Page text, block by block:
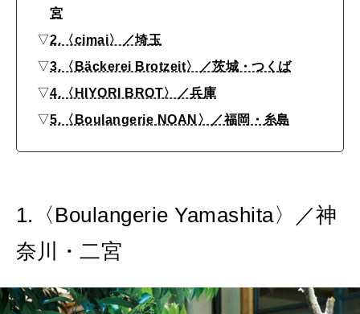
2026年3月号「スイーツ予想図 2026」
2026年1月号「猫がいれば、幸せ」
宮
▽2.〈cimai〉／埼玉
▽3.〈Bäckerei Brotzeit〉／茨城・つくば
▽4.〈HIYORI BROT〉／兵庫
▽5.〈Boulangerie NOAN〉／福岡・糸島
1.〈Boulangerie Yamashita〉／神
奈川・二宮